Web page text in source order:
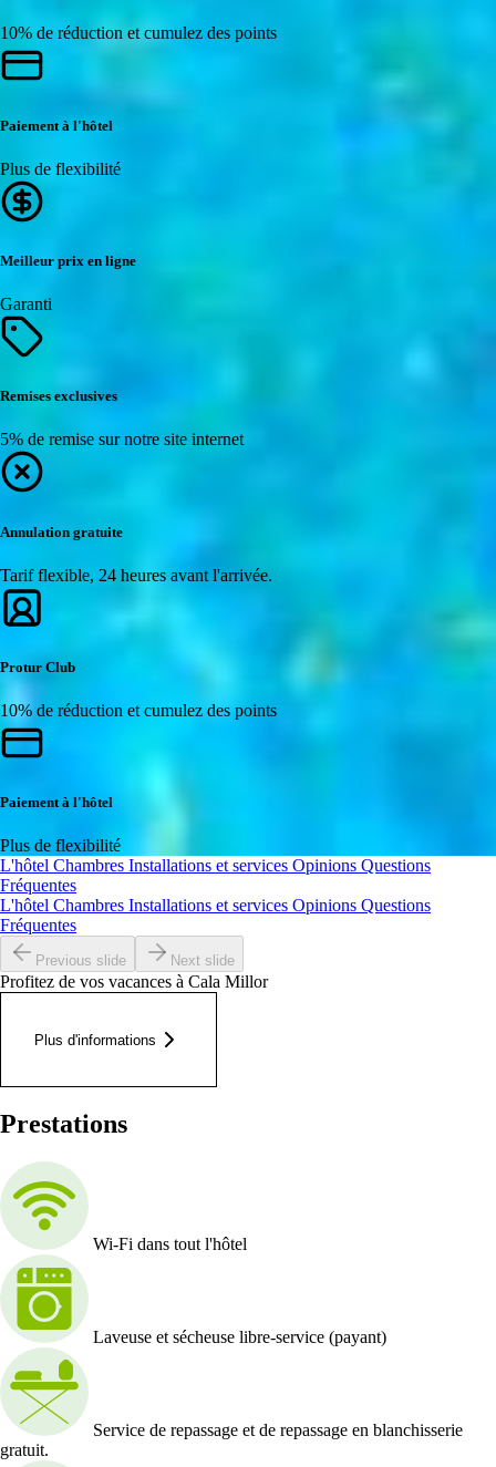
10% de réduction et cumulez des points
Paiement à l'hôtel
Plus de flexibilité
Meilleur prix en ligne
Garanti
Remises exclusives
5% de remise sur notre site internet
Annulation gratuite
Tarif flexible, 24 heures avant l'arrivée.
Protur Club
10% de réduction et cumulez des points
Paiement à l'hôtel
Plus de flexibilité
L'hôtel Chambres Installations et services Opinions Questions
Fréquentes
L'hôtel Chambres Installations et services Opinions Questions
Fréquentes
Previous slide Next slide
Profitez de vos vacances à Cala Millor
Plus d'informations
Prestations
Wi-Fi dans tout l'hôtel
Laveuse et sécheuse libre-service (payant)
Service de repassage et de repassage en blanchisserie
gratuit.